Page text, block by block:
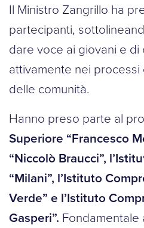
Il Ministro Zangrillo ha
partecipanti,
dare voce ai giovani e di
attivamente nei
delle comunità.
Hanno preso parte al
Superiore “Francesco
“Niccolò Braucci”,
“Milani”, l’Istituto
Verde” e l’Istituto
Gasperi”. Fondamentale